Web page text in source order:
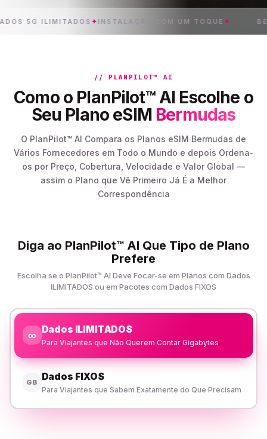
ILIMITADOS ✦INSTALAÇÃO COM UM TOQUE ✦
// PLANPILOT™ AI
Como o PlanPilot™ AI Escolhe o
Seu Plano eSIM Bermudas
O PlanPilot™ AI Compara os Planos eSIM Bermudas de
Vários Fornecedores em Todo o Mundo e depois Ordena-
os por Preço, Cobertura, Velocidade e Valor Global —
assim o Plano que Vê Primeiro Já É a Melhor
Correspondência
Diga ao PlanPilot™ AI Que Tipo de Plano
Prefere
Escolha se o PlanPilot™ AI Deve Focar-se em Planos com Dados
ILIMITADOS ou em Pacotes com Dados FIXOS
∞ Dados ILIMITADOS
Para Viajantes que Não Querem Contar Gigabytes
GB Dados FIXOS
Para Viajantes que Sabem Exatamente do Que Precisam